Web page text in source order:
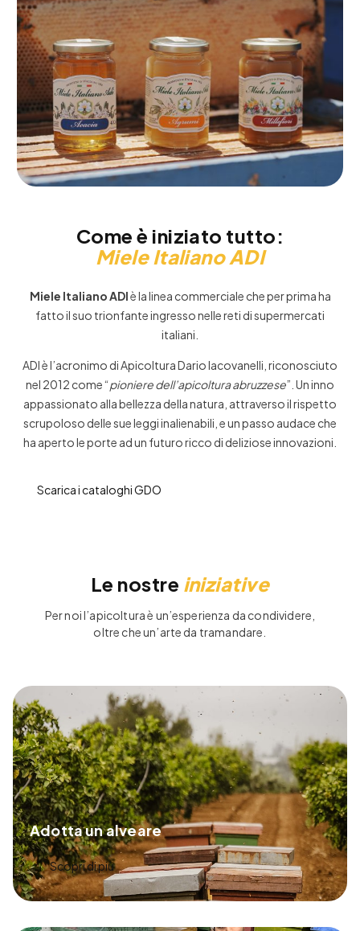
Come è iniziato tutto:
Miele Italiano ADI
Miele Italiano ADIè la linea commerciale che per prima ha
fatto il suo trionfante ingresso nelle reti di supermercati
italiani.
ADI è l’acronimo di Apicoltura Dario Iacovanelli, riconosciuto
nel 2012 come “pioniere dell’apicoltura abruzzese”. Un inno
appassionato alla bellezza della natura, attraverso il rispetto
scrupoloso delle sue leggi inalienabili, e un passo audace che
ha aperto le porte ad un futuro ricco di deliziose innovazioni.
Scarica i cataloghi GDO
Le nostre iniziative
Per noi l’apicoltura è un’esperienza da condividere,
oltre che un’arte da tramandare.
Adotta un alveare
Scopri di più